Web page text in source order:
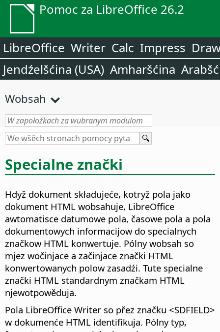
Pomoc za LibreOffice 26.2
LibreOffice Writer Calc Impress
Jendźelšćina (USA) Amharšćina
Wobsah
Specialne znački
Hdyž dokument składujeće, kotryž pola jako
dokument HTML wobsahuje, LibreOffice
awtomatisce datumowe pola, časowe pola a pola
dokumentowych informacijow do specialnych
značkow HTML konwertuje. Pólny wobsah so
mjez wočinjace a začinjace znački HTML
konwertowanych polow zasadźi. Tute specialne
znački HTML standardnym značkam HTML
njewotpowěduja.
Pola LibreOffice Writer so přez značku <SDFIELD>
w dokumenće HTML identifikuja. Pólny typ,